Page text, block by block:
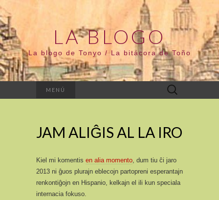
LA BLOGO
La blogo de Tonyo / La bitácora de Toño
MENÚ Buscar:
JAM ALIĜIS AL LA IRO
Kiel mi komentis en alia momento, dum tiu ĉi jaro
2013 ni ĝuos plurajn eblecojn partopreni esperantajn
renkontiĝojn en Hispanio, kelkajn el ili kun speciala
internacia fokuso.